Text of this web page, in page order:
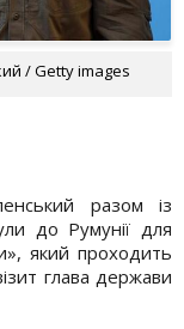
/ Getty images
разом із
до Румунії для
який проходить
глава держави